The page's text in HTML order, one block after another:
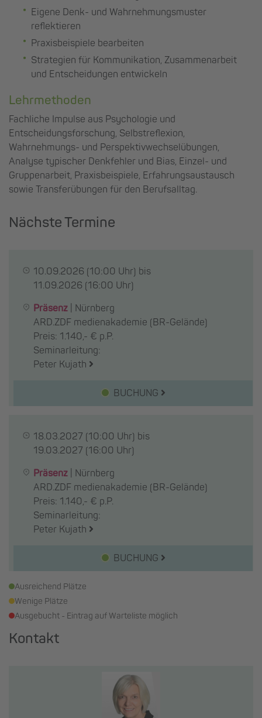
Eigene Denk- und Wahrnehmungsmuster
reflektieren
Praxisbeispiele bearbeiten
Strategien für Kommunikation, Zusammenarbeit
und Entscheidungen entwickeln
Lehrmethoden
Fachliche Impulse aus Psychologie und
Entscheidungsforschung, Selbstreflexion,
Wahrnehmungs- und Perspektivwechselübungen,
Analyse typischer Denkfehler und Bias, Einzel- und
Gruppenarbeit, Praxisbeispiele, Erfahrungsaustausch
sowie Transferübungen für den Berufsalltag.
Nächste Termine
10.09.2026 (10:00 Uhr) bis
11.09.2026 (16:00 Uhr)
Präsenz
Nürnberg
ARD.ZDF medienakademie (BR-Gelände)
Preis: 1.140,- € p.P.
Seminarleitung:
Peter Kujath
BUCHUNG
18.03.2027 (10:00 Uhr) bis
19.03.2027 (16:00 Uhr)
Präsenz
Nürnberg
ARD.ZDF medienakademie (BR-Gelände)
Preis: 1.140,- € p.P.
Seminarleitung:
Peter Kujath
BUCHUNG
Ausreichend Plätze
Wenige Plätze
Ausgebucht - Eintrag auf Warteliste möglich
Kontakt